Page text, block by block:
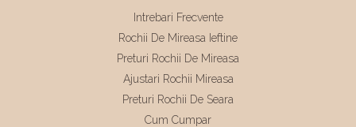
Intrebari Frecvente
Rochii De Mireasa Ieftine
Preturi Rochii De Mireasa
Ajustari Rochii Mireasa
Preturi Rochii De Seara
Cum Cumpar